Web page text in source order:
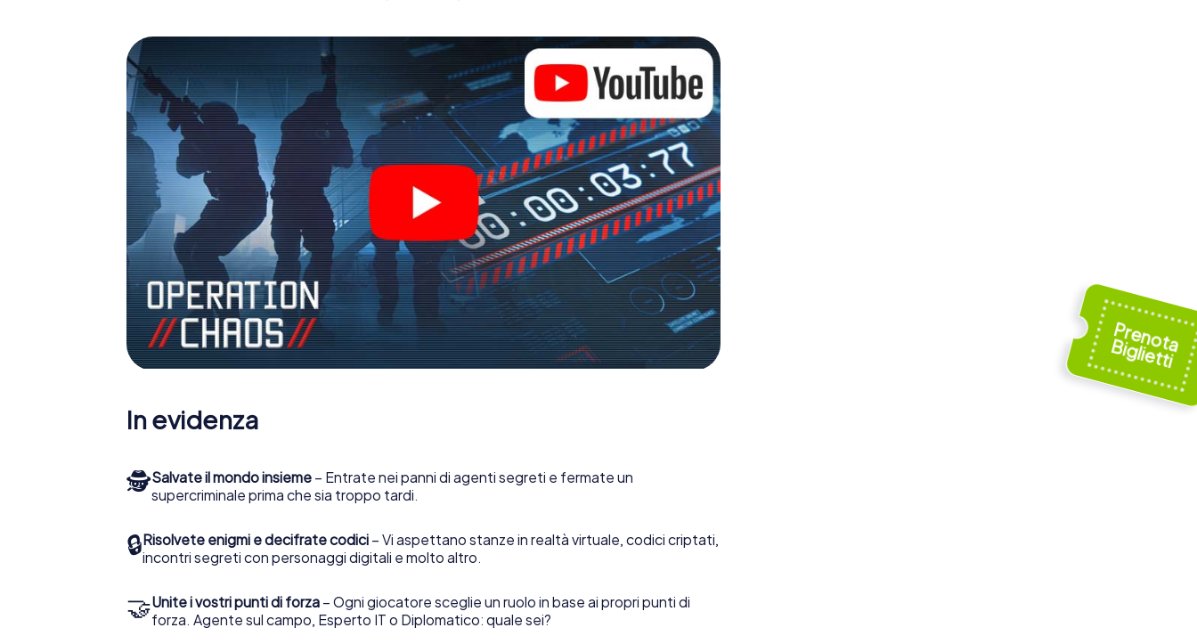
In evidenza
🕵Salvate il mondo insieme – Entrate nei panni di agenti segreti e fermate un
supercriminale prima che sia troppo tardi.
🔒Risolvete enigmi e decifrate codici – Vi aspettano stanze in realtà virtuale, codici criptati,
incontri segreti con personaggi digitali e molto altro.
🤝Unite i vostri punti di forza – Ogni giocatore sceglie un ruolo in base ai propri punti di
forza. Agente sul campo, Esperto IT o Diplomatico: quale sei?